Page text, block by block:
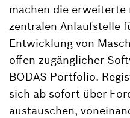
machen die erweiterte
zentralen Anlaufstelle
Entwicklung von
offen zugänglicher
BODAS Portfolio.
sich ab sofort über
austauschen,